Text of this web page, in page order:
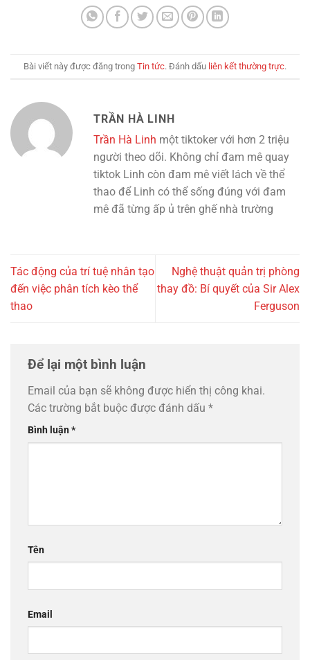
Bài viết này được đăng trong Tin tức. Đánh dấu liên kết thường trực.
TRẦN HÀ LINH
Trần Hà Linh một tiktoker với hơn 2 triệu
người theo dõi. Không chỉ đam mê quay
tiktok Linh còn đam mê viết lách về thể
thao để Linh có thể sống đúng với đam
mê đã từng ấp ủ trên ghế nhà trường
Tác động của trí tuệ nhân tạo
đến việc phân tích kèo thể
thao
Nghệ thuật quản trị phòng
thay đồ: Bí quyết của Sir Alex
Ferguson
Để lại một bình luận
Email của bạn sẽ không được hiển thị công khai.
Các trường bắt buộc được đánh dấu *
Bình luận*
Tên
Email